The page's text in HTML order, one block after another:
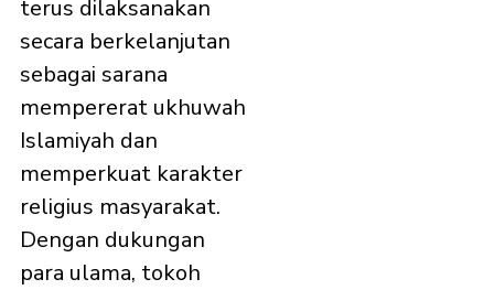
terus dilaksanakan
secara berkelanjutan
sebagai sarana
mempererat ukhuwah
Islamiyah dan
memperkuat karakter
religius masyarakat.
Dengan dukungan
para ulama, tokoh